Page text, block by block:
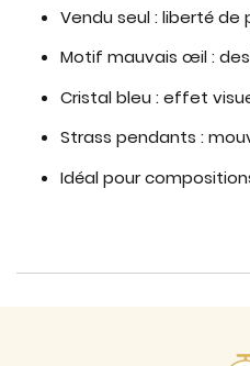
Vendu seul : liberté de
Motif mauvais œil :
Cristal bleu : effet
Strass pendants :
Idéal pour